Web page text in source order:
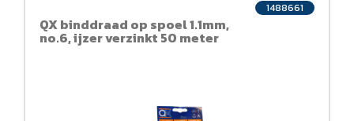
QX binddraad op spoel 1.1mm,
no.6, ijzer verzinkt 50 meter
1488661